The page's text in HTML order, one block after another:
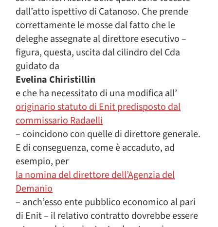
dall’atto ispettivo di Catanoso. Che prende
correttamente le mosse dal fatto che le
deleghe assegnate al direttore esecutivo –
figura, questa, uscita dal cilindro del Cda
guidato da
Evelina Chiristillin
e che ha necessitato di una modifica all’
originario statuto di Enit predisposto dal
commissario Radaelli
– coincidono con quelle di direttore generale.
E di conseguenza, come è accaduto, ad
esempio, per
la nomina del direttore dell’Agenzia del
Demanio
– anch’esso ente pubblico economico al pari
di Enit – il relativo contratto dovrebbe essere